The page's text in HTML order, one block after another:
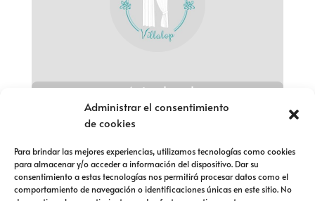
Administrar el consentimiento
de cookies
Para brindar las mejores experiencias, utilizamos tecnologías como cookies
para almacenar y/o acceder a información del dispositivo. Dar su
consentimiento a estas tecnologías nos permitirá procesar datos como el
comportamiento de navegación o identificaciones únicas en este sitio. No
Aviso legal
Política de privacidad
Política de devolución
Política de devolución